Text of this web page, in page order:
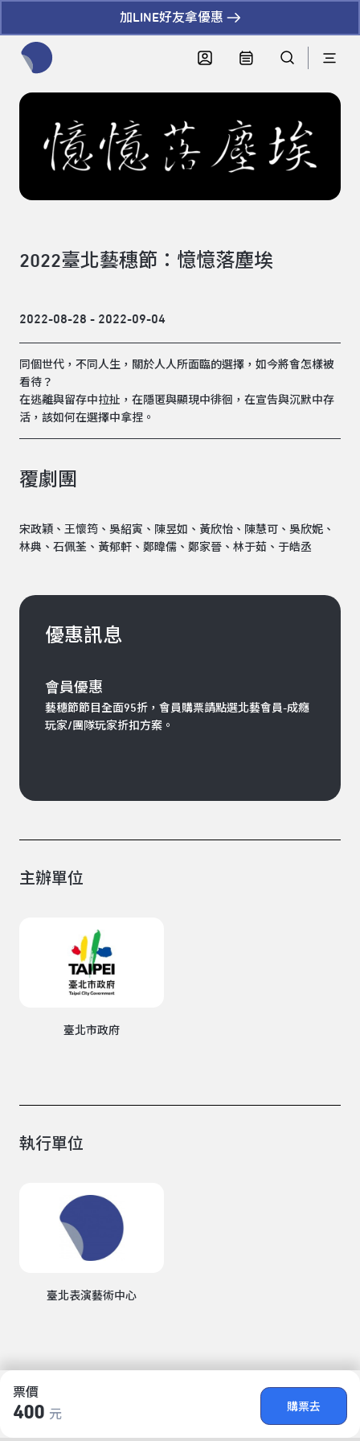
加LINE好友拿優惠
票價
400 元
購票去
2022臺北藝穗節：憶憶落塵埃
2022-08-28 - 2022-09-04
同個世代，不同人生，關於人人所面臨的選擇，如今將會怎樣被
看待？
在逃離與留存中拉扯，在隱匿與顯現中徘徊，在宣告與沉默中存
活，該如何在選擇中拿捏。
覆劇團
宋政穎、王懷筠、吳紹寅、陳昱如、黃欣怡、陳慧可、吳欣妮、
林典、石佩荃、黃郁軒、鄭暐儒、鄭家晉、林于茹、于皓丞
優惠訊息
會員優惠
藝穗節節目全面95折，會員購票請點選北藝會員-成癮
玩家/團隊玩家折扣方案。
主辦單位
臺北市政府
執行單位
臺北表演藝術中心